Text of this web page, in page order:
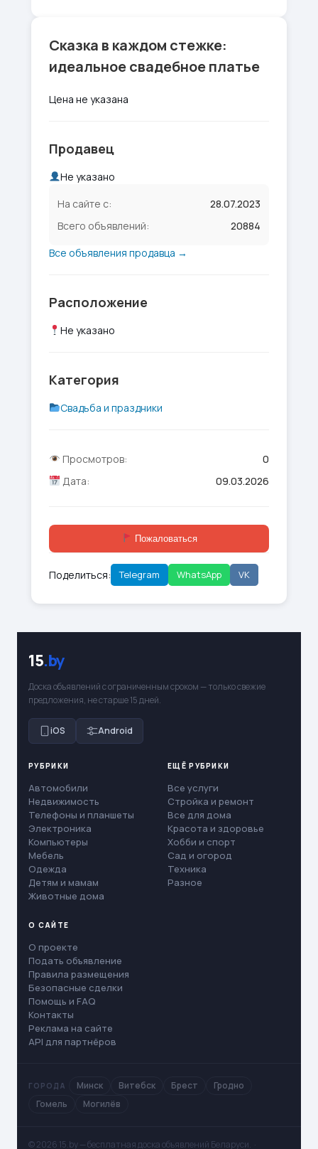
Сказка в каждом стежке:
идеальное свадебное платье
Цена не указана
Продавец
Не указано
На сайте с:
28.07.2023
Всего объявлений:
20884
Все объявления продавца →
Расположение
Не указано
Категория
Свадьба и праздники
Просмотров:
0
Дата:
09.03.2026
Пожаловаться
Поделиться: Telegram WhatsApp VK
15.by
Доска объявлений с ограниченным сроком — только свежие
предложения, не старше 15 дней.
iOS Android
РУБРИКИ
Автомобили
Недвижимость
Телефоны и планшеты
Электроника
Компьютеры
Мебель
Одежда
Детям и мамам
Животные дома
ЕЩЁ РУБРИКИ
Все услуги
Стройка и ремонт
Все для дома
Красота и здоровье
Хобби и спорт
Сад и огород
Техника
Разное
О САЙТЕ
О проекте
Подать объявление
Правила размещения
Безопасные сделки
Помощь и FAQ
Контакты
Реклама на сайте
API для партнёров
ГОРОДА Минск Витебск Брест
Гродно
Гомель
Могилёв
© 2026 15.by — бесплатная доска объявлений Беларуси. ·